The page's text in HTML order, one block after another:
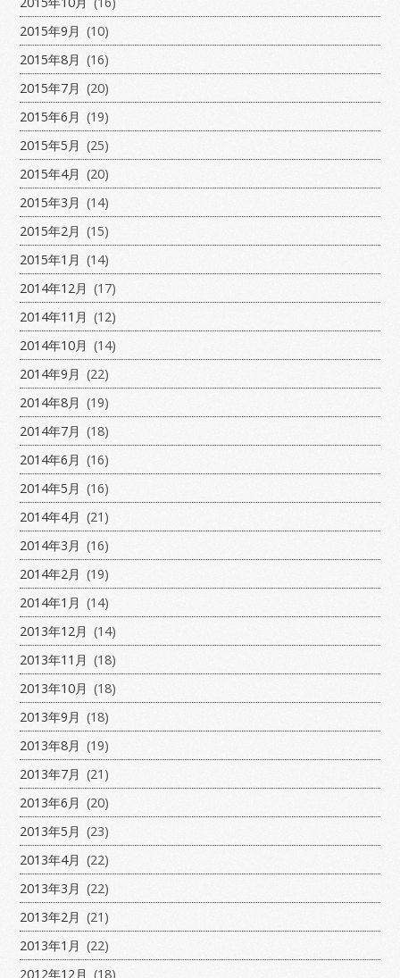
2015年9月 (10)
2015年8月 (16)
2015年7月 (20)
2015年6月 (19)
2015年5月 (25)
2015年4月 (20)
2015年3月 (14)
2015年2月 (15)
2015年1月 (14)
2014年12月 (17)
2014年11月 (12)
2014年10月 (14)
2014年9月 (22)
2014年8月 (19)
2014年7月 (18)
2014年6月 (16)
2014年5月 (16)
2014年4月 (21)
2014年3月 (16)
2014年2月 (19)
2014年1月 (14)
2013年12月 (14)
2013年11月 (18)
2013年10月 (18)
2013年9月 (18)
2013年8月 (19)
2013年7月 (21)
2013年6月 (20)
2013年5月 (23)
2013年4月 (22)
2013年3月 (22)
2013年2月 (21)
2013年1月 (22)
2012年12月 (18)